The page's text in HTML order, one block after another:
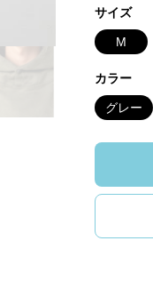
サイズ
M
カラー
グレー